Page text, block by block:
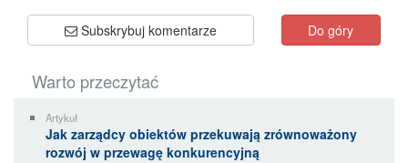
Subskrybuj komentarze Do góry
Warto przeczytać
Artykuł
Jak zarządcy obiektów przekuwają zrównoważony
rozwój w przewagę konkurencyjną